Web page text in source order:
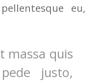
eu,
massa quis
justo,